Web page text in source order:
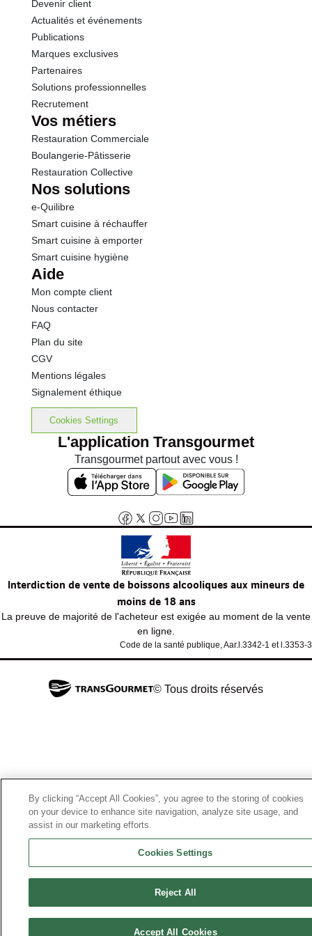
Sel
Devenir client
Actualités et événements
Publications
Marques exclusives
Partenaires
Solutions professionnelles
Recrutement
Vos métiers
Restauration Commerciale
Boulangerie-Pâtisserie
Restauration Collective
Nos solutions
e-Quilibre
Smart cuisine à réchauffer
Smart cuisine à emporter
Smart cuisine hygiène
Aide
Mon compte client
Nous contacter
FAQ
Plan du site
CGV
Mentions légales
Signalement éthique
Cookies Settings
L'application Transgourmet
Transgourmet partout avec vous !
Interdiction de vente de boissons alcooliques aux mineurs de
moins de 18 ans
La preuve de majorité de l'acheteur est exigée au moment de la vente
en ligne.
Code de la santé publique, Aar.l.3342-1 et l.3353-3
© Tous droits réservés
By clicking “Accept All Cookies”, you agree to the storing of cookies
on your device to enhance site navigation, analyze site usage, and
assist in our marketing efforts.
Cookies Settings
Reject All
Accept All Cookies